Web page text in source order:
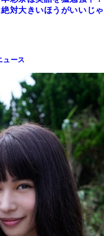
対大きいほうがいいじゃ
ュース